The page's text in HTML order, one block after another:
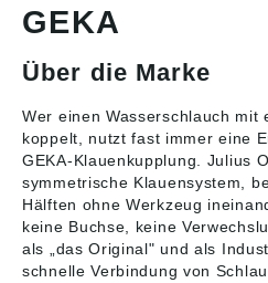
und kurzzeitig bei -10
°C bis 120 °C. Ideale
Saug- und
Angaben gemäß
Produktsicherheitsveror
dnung ((EU) 2023/998):
Karasto Armaturenfabrik
Oehler GmbH, Manfred-
von-Ardenne-Allee 27,
71522 Backnang, DE,
info@karasto.de
hat eine Tülle mit
markantem und
Rippenprofil, die einen
garantiert. Das Material
ist aus Messing
CW614N/CW617N (je
Herstellungsverfahren)
und das Gewinde ist
flachdichtend. Angaben
gemäß
Produktsicherheitsveror
GEKA
Über die Marke
Wer einen Wasserschlauch mit
koppelt, nutzt fast immer eine
GEKA-Klauenkupplung . Julius
symmetrische Klauensystem,
Hälften ohne Werkzeug
keine Buchse, keine
als „das Original" und als
schnelle Verbindung von